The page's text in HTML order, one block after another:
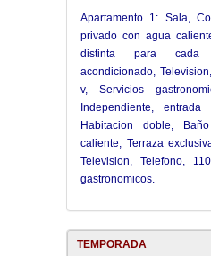
Apartamento 1: Sala,
privado con agua
distinta para cada
acondicionado,
v, Servicios
Independiente,
Habitacion doble,
caliente, Terraza
Television, Telefono,
gastronomicos.
TEMPORADA